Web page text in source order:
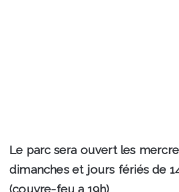
Le parc sera ouvert les
dimanches et jours fériés de
(couvre-feu a 19h)